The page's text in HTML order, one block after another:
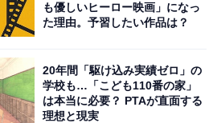
も優しいヒーロー映画」になっ
た理由。予習したい作品は？
20年間「駆け込み実績ゼロ」の
学校も…「こども110番の家」
は本当に必要？ PTAが直面する
理想と現実